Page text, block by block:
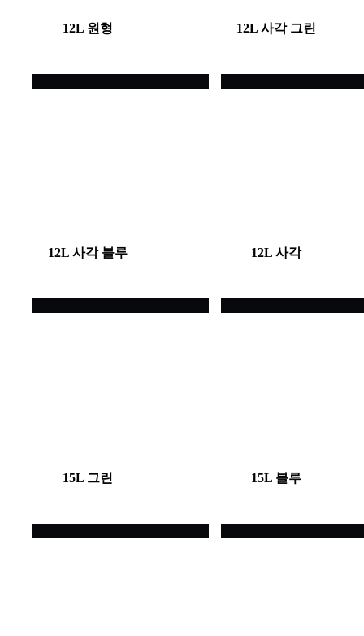
12L 원형 12L 사각 그린
12L 사각 블루 12L 사각
15L 그린 15L 블루